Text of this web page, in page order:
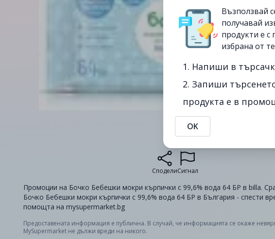
СподелиСигнал
Промоции на Бочко Бебешки мокри кърпички с 99,6% вода 64 БР в billa.
Бочко Бебешки мокри кърпички с 99,6% вода 64 БР в България - спести
помощта на mysupermarket.bg
Предоставената информация е публична. В случай, че информацията се окаже
MySupermarket не дължи вреди на никого.
Възползвай
получавай
продукти е
избрана от
1. Напиши в
2. Запиши
продукта е в
OK